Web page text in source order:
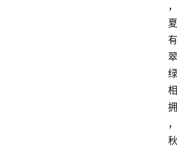
，
夏
有
翠
绿
相
拥
，
秋